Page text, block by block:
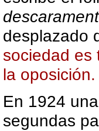
desplazado
sociedad es
la
En 1924
segundas